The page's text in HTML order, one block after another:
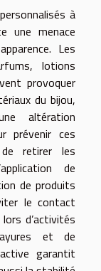
à
une menace
Les
lotions
provoquer
du bijou,
altération
prévenir ces
retirer les
de
de produits
le contact
d’activités
et de
garantit